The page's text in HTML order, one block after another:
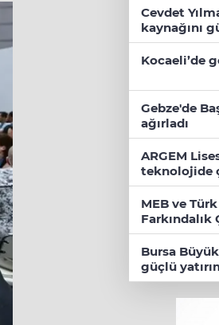
Cevdet
kaynağını
Kocaeli’de
Gebze'de
ağırladı
ARGEM
teknolojide
MEB ve
Farkındalık
Bursa
güçlü